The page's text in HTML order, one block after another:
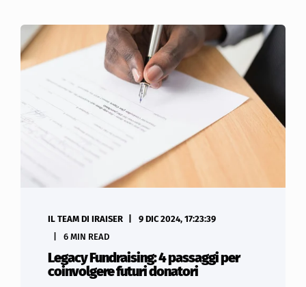
IL TEAM DI IRAISER
9 DIC 2024, 17:23:39
6 MIN READ
Legacy Fundraising: 4 passaggi per
coinvolgere futuri donatori